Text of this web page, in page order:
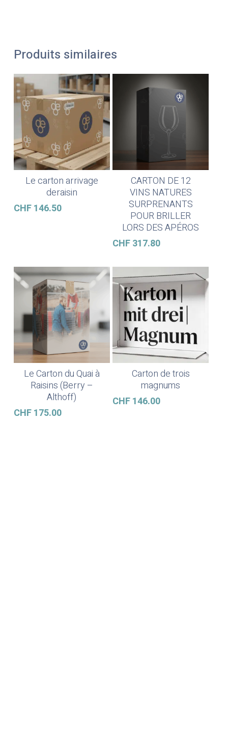
Produits similaires
Ajouter Au Panier
Le carton arrivage
deraisin
CHF146.50
Lire La Suite
CARTON DE 12
VINS NATURES
SURPRENANTS
POUR BRILLER
LORS DES APÉROS
CHF317.80
Ajouter Au Panier
Le Carton du Quai à
Raisins (Berry –
Althoff)
CHF175.00
Ajouter Au Panier
Carton de trois
magnums
CHF146.00